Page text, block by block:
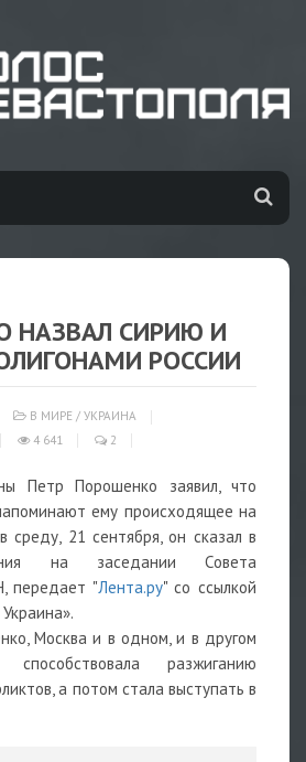
НАЗВАЛ СИРИЮ И
РОССИИ
В МИРЕ / УКРАИНА
4 641 2
Петр Порошенко заявил, что
ему происходящее на
среду, 21 сентября, он сказал в
на заседании Совета
передает "Лента.ру" со ссылкой
Москва и в одном, и в другом
разжиганию
а потом стала выступать в